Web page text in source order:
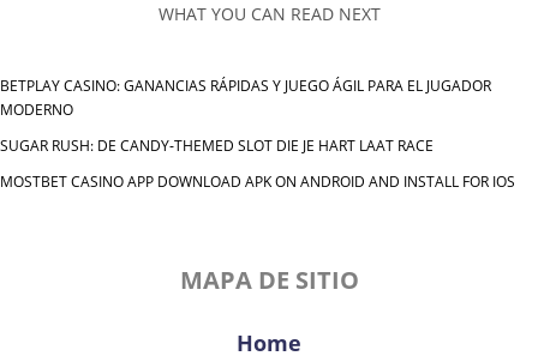
WHAT YOU CAN READ NEXT
BETPLAY CASINO: GANANCIAS RÁPIDAS Y JUEGO ÁGIL PARA EL JUGADOR
MODERNO
SUGAR RUSH: DE CANDY‑THEMED SLOT DIE JE HART LAAT RACE
MOSTBET CASINO APP DOWNLOAD APK ON ANDROID AND INSTALL FOR IOS
MAPA DE SITIO
Home